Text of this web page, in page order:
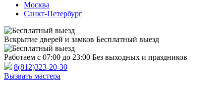
Москва
Санкт-Петербург
Вскрытие дверей и замков Бесплатный выезд
Работаем с 07:00 до 23:00 Без выходных и праздников
8(812)323-20-30
Вызвать мастера